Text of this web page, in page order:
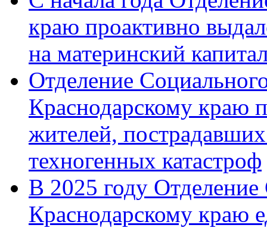
краю проактивно
на материнский
Отделение
Краснодарскому краю
жителей,
техногенных катастроф
В 2025 году
Краснодарскому краю